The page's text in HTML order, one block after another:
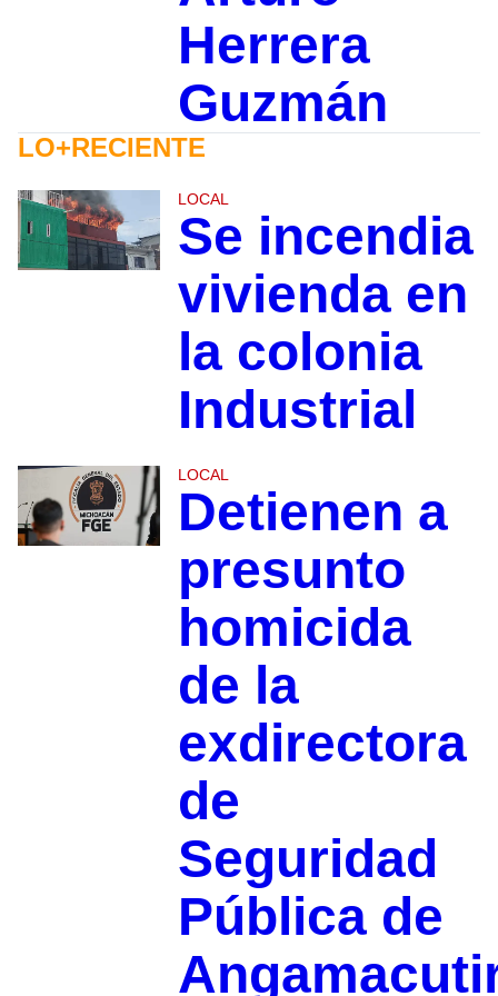
Herrera
Guzmán
LO+RECIENTE
LOCAL
Se incendia
vivienda en
la colonia
Industrial
LOCAL
Detienen a
presunto
homicida
de la
exdirectora
de
Seguridad
Pública de